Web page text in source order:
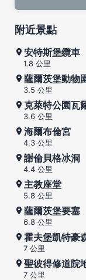
附近景點
安特斯堡纜車
1.8 公里
薩爾茨堡動物
3.5 公里
克萊特公園瓦
3.6 公里
海爾布倫宮
4.3 公里
謝倫貝格冰洞
4.4 公里
主教座堂
5.8 公里
薩爾茨堡要塞
6.8 公里
霍夫堡凱特豪
7 公里
聖彼得修道院
7 公里